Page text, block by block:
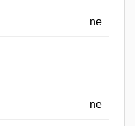
ne
ne